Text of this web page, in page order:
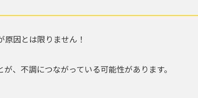
因とは限りません！
、不調につながっている可能性があります。